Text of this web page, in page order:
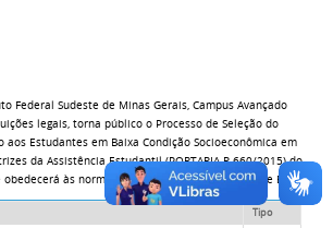
Federal Sudeste de Minas Gerais, Campus Avançado
legais, torna público o Processo de Seleção do
aos Estudantes em Baixa Condição Socioeconômica em
da Assistência Estudantil (PORTARIA-R 660/2015) do
obedecerá às normas e instruções presentes neste Edital.
Tipo